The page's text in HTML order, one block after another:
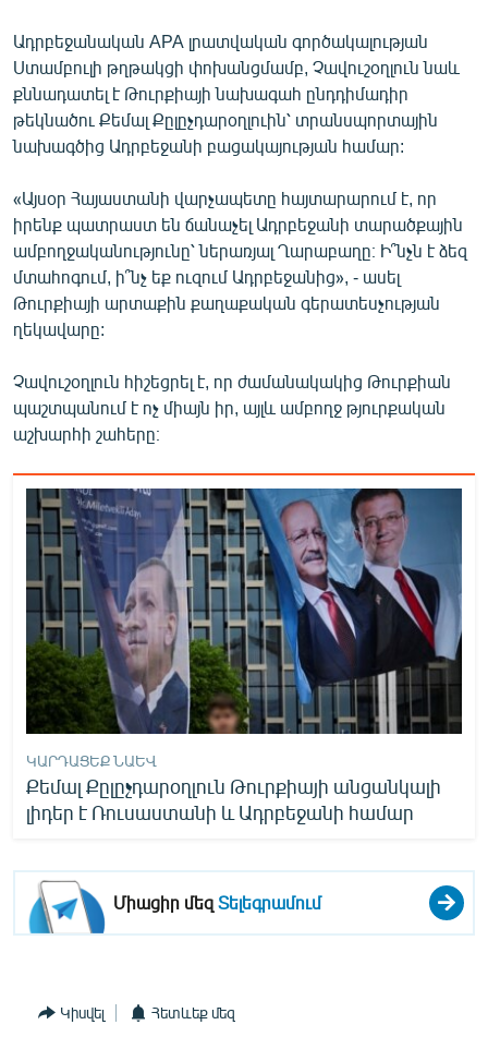
ՓՈԴՔԱՍԹ
Հայերեն
English
ՀԵՏԵՎԵՔ ՄԵԶ
«Ազատության» բոլոր կայքերը
Ադրբեջանական APA լրատվական գործակալության
Ստամբուլի թղթակցի փոխանցմամբ, Չավուշօղլուն նաև
քննադատել է Թուրքիայի նախագահ ընդդիմադիր
թեկնածու Քեմալ Քըլըչդարօղլուին՝ տրանսպորտային
նախագծից Ադրբեջանի բացակայության համար:
«Այսօր Հայաստանի վարչապետը հայտարարում է, որ
իրենք պատրաստ են ճանաչել Ադրբեջանի տարածքային
ամբողջականությունը՝ ներառյալ Ղարաբաղը։ Ի՞նչն է ձեզ
մտահոգում, ի՞նչ եք ուզում Ադրբեջանից», - ասել
Թուրքիայի արտաքին քաղաքական գերատեսչության
ղեկավարը:
Չավուշօղլուն հիշեցրել է, որ ժամանակակից Թուրքիան
պաշտպանում է ոչ միայն իր, այլև ամբողջ թյուրքական
աշխարհի շահերը։
ԿԱՐԴԱՑԵՔ ՆԱԵՎ
Քեմալ Քըլըչդարօղլուն Թուրքիայի անցանկալի
լիդեր է Ռուսաստանի և Ադրբեջանի համար
Միացիր մեզՏելեգրամում
Կիսվել Հետևեք մեզ